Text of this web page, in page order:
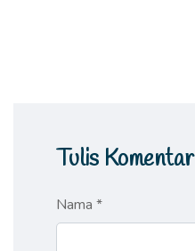
Tulis Komentar
Nama *